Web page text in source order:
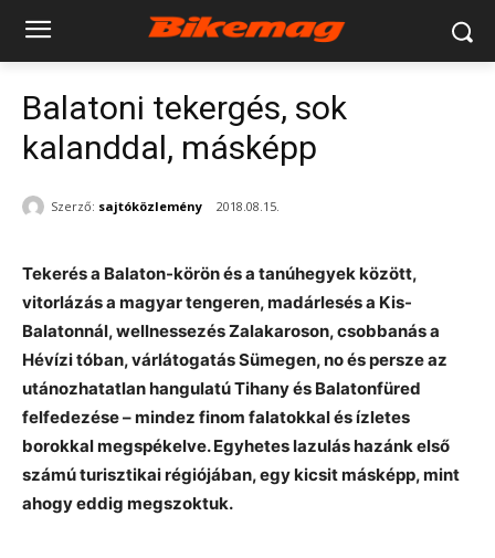
Balatoni tekergés, sok
kalanddal, másképp
Szerző: sajtóközlemény 2018.08.15.
Tekerés a Balaton-körön és a tanúhegyek között,
vitorlázás a magyar tengeren, madárlesés a Kis-
Balatonnál, wellnessezés Zalakaroson, csobbanás a
Hévízi tóban, várlátogatás Sümegen, no és persze az
utánozhatatlan hangulatú Tihany és Balatonfüred
felfedezése – mindez finom falatokkal és ízletes
borokkal megspékelve. Egyhetes lazulás hazánk első
számú turisztikai régiójában, egy kicsit másképp, mint
ahogy eddig megszoktuk.